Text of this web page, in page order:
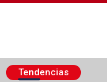
Tendencias